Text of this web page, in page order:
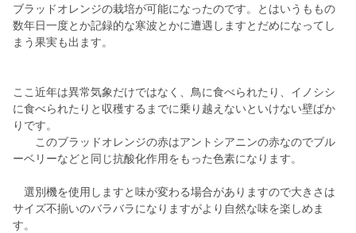
ブラッドオレンジの栽培が可能になったのです。とはいうももの
数年日一度とか記録的な寒波とかに遭遇しますとだめになってし
まう果実も出ます。
ここ近年は異常気象だけではなく、鳥に食べられたり、イノシシ
に食べられたりと収穫するまでに乗り越えないといけない壁ばか
りです。
このブラッドオレンジの赤はアントシアニンの赤なのでブル
ーベリーなどと同じ抗酸化作用をもった色素になります。
選別機を使用しますと味が変わる場合がありますので大きさは
サイズ不揃いのバラバラになりますがより自然な味を楽しめま
す。